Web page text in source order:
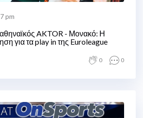
pm
AKTOR - Μονακό: Η
για τα play in της Euroleague
0 0